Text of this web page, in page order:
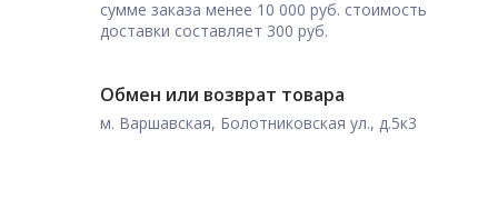
сумме заказа менее 10 000 руб. стоимость
доставки составляет 300 руб.
Обмен или возврат товара
м. Варшавская, Болотниковская ул., д.5к3